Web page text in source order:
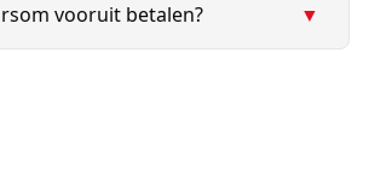
vooruit betalen? ▼